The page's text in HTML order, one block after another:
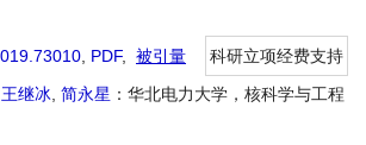
PDF, 被引量
科研立项经费支持
王继冰 简永星 ：华北电力大学，核科学与工程